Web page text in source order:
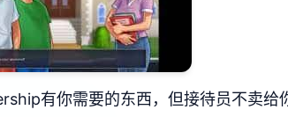
有你需要的东西，但接待员不卖给